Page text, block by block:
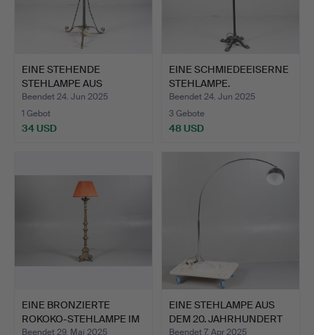
EINE STEHENDE
STEHLAMPE AUS
GUSSEISEN.
Beendet 24. Jun 2025
1 Gebot
34 USD
EINE SCHMIEDEEISERNE
STEHLAMPE.
Beendet 24. Jun 2025
3 Gebote
48 USD
EINE BRONZIERTE
ROKOKO-STEHLAMPE IM
Beendet 29. Mai 2025
EINE STEHLAMPE AUS
DEM 20. JAHRHUNDERT
Beendet 7. Apr 2025